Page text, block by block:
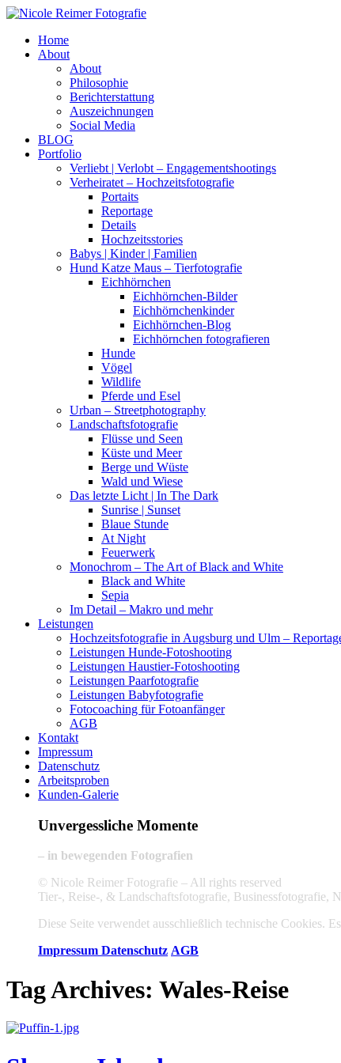
Home
About
About
Philosophie
Berichterstattung
Auszeichnungen
Social Media
BLOG
Portfolio
Verliebt | Verlobt – Engagementshootings
Verheiratet – Hochzeitsfotografie
Portaits
Reportage
Details
Hochzeitsstories
Babys | Kinder | Familien
Hund Katze Maus – Tierfotografie
Eichhörnchen
Eichhörnchen-Bilder
Eichhörnchenkinder
Eichhörnchen-Blog
Eichhörnchen fotografieren
Hunde
Vögel
Wildlife
Pferde und Esel
Urban – Streetphotography
Landschaftsfotografie
Flüsse und Seen
Küste und Meer
Berge und Wüste
Wald und Wiese
Das letzte Licht | In The Dark
Sunrise | Sunset
Blaue Stunde
At Night
Feuerwerk
Monochrom – The Art of Black and White
Black and White
Sepia
Im Detail – Makro und mehr
Leistungen
Hochzeitsfotografie in Augsburg und Ulm –
Leistungen Hunde-Fotoshooting
Leistungen Haustier-Fotoshooting
Leistungen Paarfotografie
Leistungen Babyfotografie
Fotocoaching für Fotoanfänger
AGB
Kontakt
Impressum
Datenschutz
Arbeitsproben
Kunden-Galerie
Unvergessliche Momente
– in bewegenden Fotografien
© Nicole Reimer Fotografie – All rights reserved
Tier-, Reise-, & Landschaftsfotografie, Businessfotografie,
Diese Seite verwendet ausschließlich technische Cookies.
Impressum Datenschutz AGB
Tag Archives: Wales-Reise